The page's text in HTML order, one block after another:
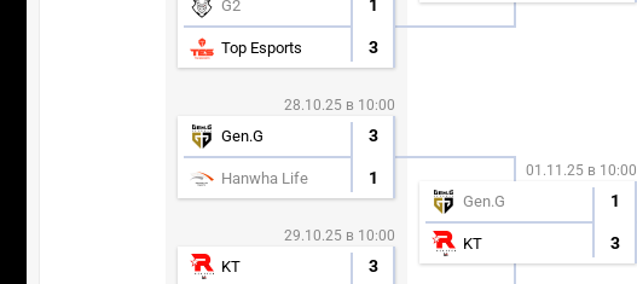
G2 1
Top Esports 3
28.10.25 в 10:00
Gen.G 3
Hanwha Life 1
29.10.25 в 10:00
KT 3
01.11.25 в 10:00
Gen.G 1
KT 3
ПЕРЕЙТИ ВЫБРАТЬ